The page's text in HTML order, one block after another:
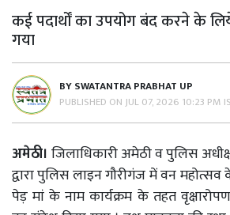
कई पदार्थों का उपयोग बंद करने के
गया
BYSWATANTRA PRABHAT UP
PUBLISHED ONJUL 07, 2026 10:23 PM
अमेठी। जिलाधिकारी अमेठी व पुलिस
द्वारा पुलिस लाइन गौरीगंज में वन
पेड़ मां के नाम कार्यक्रम के तहत